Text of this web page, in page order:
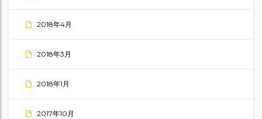
2018年4月
2018年3月
2018年1月
2017年10月